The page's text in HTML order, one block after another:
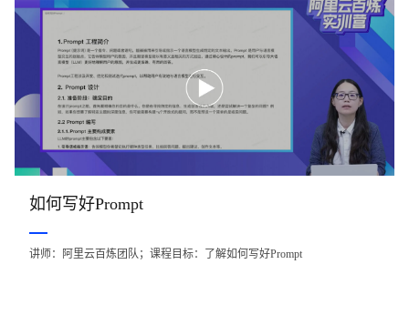
如何写好Prompt
讲师：阿里云百炼团队；课程目标：了解如何写好Prompt